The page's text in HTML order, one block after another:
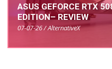
ASUS GEFORCE RTX
EDITION– REVIEW
07-07-26 / AlternativeX